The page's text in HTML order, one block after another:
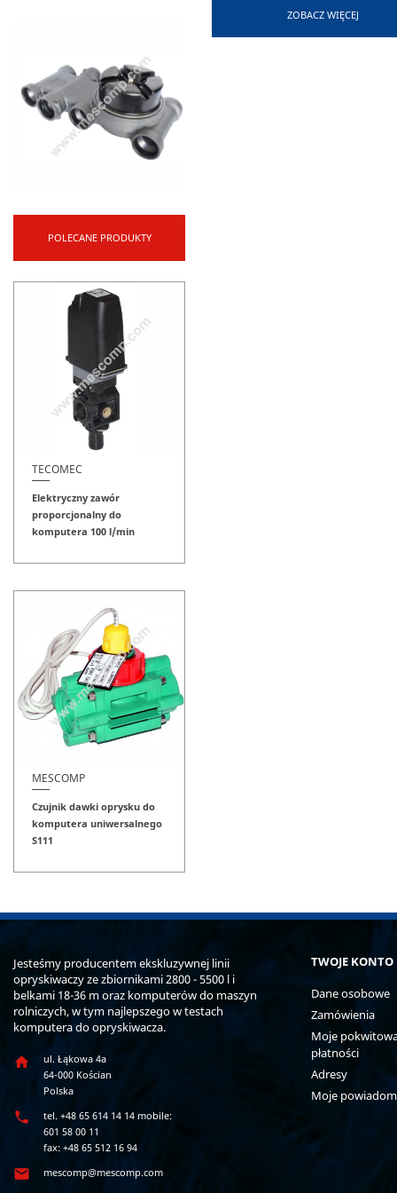
POLECANE PRODUKTY
TECOMEC
Elektryczny zawór
proporcjonalny do
komputera 100 l/min
MESCOMP
Czujnik dawki oprysku do
komputera uniwersalnego
S111
ZOBACZ WIĘCEJ
Jesteśmy producentem ekskluzywnej linii
opryskiwaczy ze zbiornikami 2800 - 5500 l i
belkami 18-36 m oraz komputerów do maszyn
rolniczych, w tym najlepszego w testach
komputera do opryskiwacza.

ul. Łąkowa 4a
64-000 Kościan
Polska

tel. +48 65 614 14 14 mobile:
601 58 00 11
fax: +48 65 512 16 94
 mescomp@mescomp.com
TWOJE KONTO
Dane osobowe
Zamówienia
Moje
płatności
Adresy
Moje